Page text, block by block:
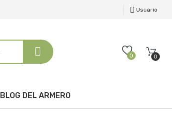
Usuario
0 0
BLOG DEL ARMERO